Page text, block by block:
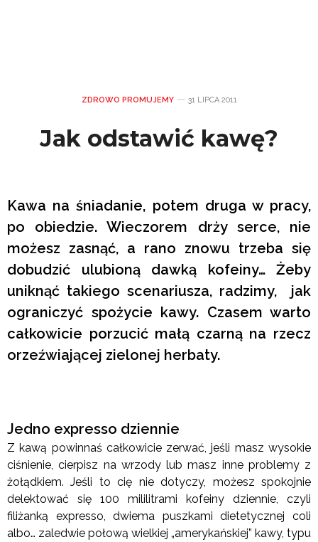
ZDROWO PROMUJEMY 31 LIPCA 2011
Jak odstawić kawę?
Kawa na śniadanie, potem druga w pracy,
po obiedzie. Wieczorem drży serce, nie
możesz zasnąć, a rano znowu trzeba się
dobudzić ulubioną dawką kofeiny… Żeby
uniknąć takiego scenariusza, radzimy, jak
ograniczyć spożycie kawy. Czasem warto
całkowicie porzucić małą czarną na rzecz
orzeźwiającej zielonej herbaty.
Jedno expresso dziennie
Z kawą powinnaś całkowicie zerwać, jeśli masz wysokie
ciśnienie, cierpisz na wrzody lub masz inne problemy z
żołądkiem. Jeśli to cię nie dotyczy, możesz spokojnie
delektować się 100 mililitrami kofeiny dziennie, czyli
filiżanką expresso, dwiema puszkami dietetycznej coli
albo… zaledwie połową wielkiej „amerykańskiej” kawy, typu